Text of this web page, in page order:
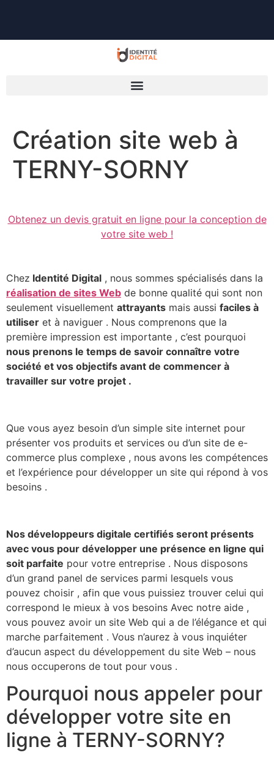
Création site web à
TERNY-SORNY
Obtenez un devis gratuit en ligne pour la conception de
votre site web !
Chez Identité Digital , nous sommes spécialisés dans la
réalisation de sites Web de bonne qualité qui sont non
seulement visuellement attrayants mais aussi faciles à
utiliser et à naviguer . Nous comprenons que la
première impression est importante , c’est pourquoi
nous prenons le temps de savoir connaître votre
société et vos objectifs avant de commencer à
travailler sur votre projet .
Que vous ayez besoin d’un simple site internet pour
présenter vos produits et services ou d’un site de e-
commerce plus complexe , nous avons les compétences
et l’expérience pour développer un site qui répond à vos
besoins .
Nos développeurs digitale certifiés seront présents
avec vous pour développer une présence en ligne qui
soit parfaite pour votre entreprise . Nous disposons
d’un grand panel de services parmi lesquels vous
pouvez choisir , afin que vous puissiez trouver celui qui
correspond le mieux à vos besoins Avec notre aide ,
vous pouvez avoir un site Web qui a de l’élégance et qui
marche parfaitement . Vous n’aurez à vous inquiéter
d’aucun aspect du développement du site Web – nous
nous occuperons de tout pour vous .​
Pourquoi nous appeler pour
développer votre site en
ligne à TERNY-SORNY?